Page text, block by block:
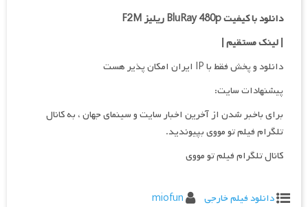
دانلود با کیفیت BluRay 480p ریلیز F2M
| لینک مستقیم |
دانلود و پخش فقط با IP ایران امکان پذیر هست
پیشنهادات سایت:
برای باخبر شدن از آخرین اخبار سایت و سینمای جهان ، به کانال
تلگرام فیلم تو مووی بپیوندید.
کانال تلگرام فیلم تو مووی
دانلود فیلم خارجی
miofun